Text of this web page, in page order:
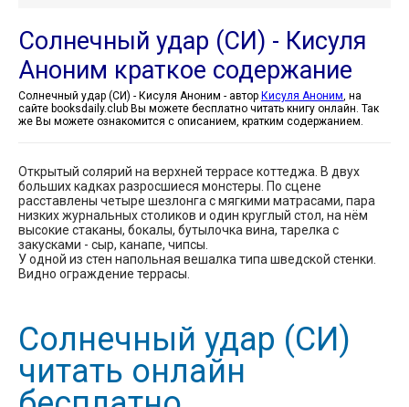
Солнечный удар (СИ) - Кисуля
Аноним краткое содержание
Солнечный удар (СИ) - Кисуля Аноним - автор Кисуля Аноним , на
сайте booksdaily.club Вы можете бесплатно читать книгу онлайн. Так
же Вы можете ознакомится с описанием, кратким содержанием.
Открытый солярий на верхней террасе коттеджа. В двух
больших кадках разросшиеся монстеры. По сцене
расставлены четыре шезлонга с мягкими матрасами, пара
низких журнальных столиков и один круглый стол, на нём
высокие стаканы, бокалы, бутылочка вина, тарелка с
закусками - сыр, канапе, чипсы.
У одной из стен напольная вешалка типа шведской стенки.
Видно ограждение террасы.
Солнечный удар (СИ)
читать онлайн